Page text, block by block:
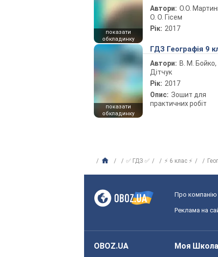
показати
обкладинку
Автори: О.О.
О. О. Гісем
Рік: 2017
показати
обкладинку
ГДЗ Географія 9
Автори: В. М. Бойко,
Дітчук
Рік: 2017
Опис: Зошит для
практичних робіт
✅ ГДЗ ✅ ⚡ 6 клас ⚡
Про компанію
Реклама на
OBOZ.UA Моя Школа